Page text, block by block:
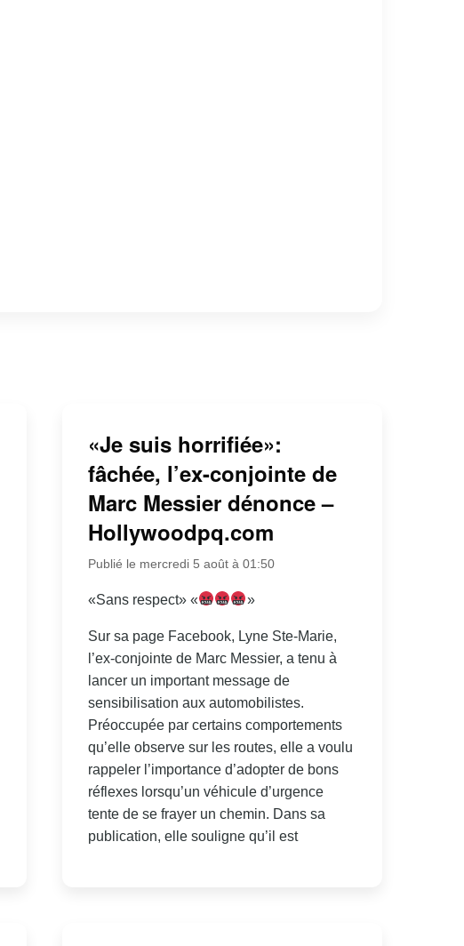
«Je suis horrifiée»:
fâchée, l’ex-conjointe de
Marc Messier dénonce –
Hollywoodpq.com
Publié le mercredi 5 août à 01:50
«Sans respect» « »
Sur sa page Facebook, Lyne Ste-Marie,
l’ex-conjointe de Marc Messier, a tenu à
lancer un important message de
sensibilisation aux automobilistes.
Préoccupée par certains comportements
qu’elle observe sur les routes, elle a voulu
rappeler l’importance d’adopter de bons
réflexes lorsqu’un véhicule d’urgence
tente de se frayer un chemin. Dans sa
publication, elle souligne qu’il est